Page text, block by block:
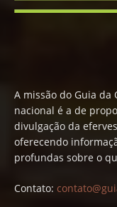
A missão do Guia da
nacional é a de
divulgação da
oferecendo
profundas sobre o
Contato: